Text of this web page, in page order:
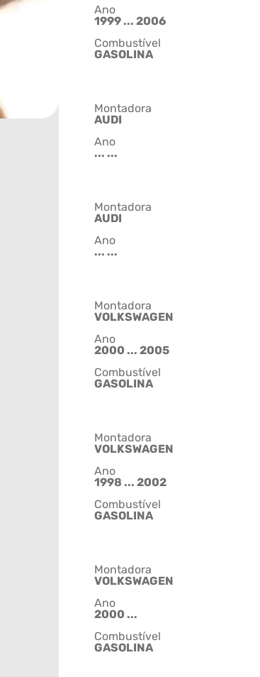
Ano
1999 ... 2006
Combustível
GASOLINA
Montadora
AUDI
Ano
... ...
Montadora
AUDI
Ano
... ...
Montadora
VOLKSWAGEN
Ano
2000 ... 2005
Combustível
GASOLINA
Montadora
VOLKSWAGEN
Ano
1998 ... 2002
Combustível
GASOLINA
Montadora
VOLKSWAGEN
Ano
2000 ...
Combustível
GASOLINA